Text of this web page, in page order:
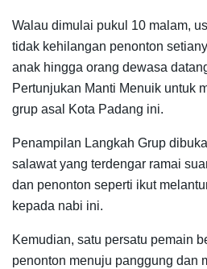
Walau dimulai pukul 10 malam,
tidak kehilangan penonton
anak hingga orang dewasa
Pertunjukan Manti Menuik untuk
grup asal Kota Padang ini.
Penampilan Langkah Grup
salawat yang terdengar ramai
dan penonton seperti ikut
kepada nabi ini.
Kemudian, satu persatu pemain
penonton menuju panggung dan